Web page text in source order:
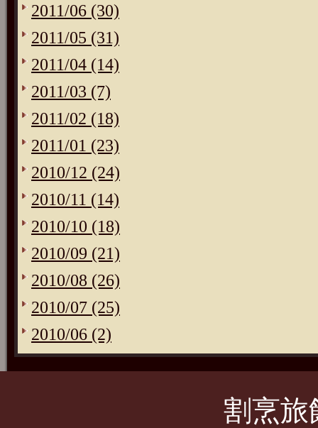
2011/06 (30)
2011/05 (31)
2011/04 (14)
2011/03 (7)
2011/02 (18)
2011/01 (23)
2010/12 (24)
2010/11 (14)
2010/10 (18)
2010/09 (21)
2010/08 (26)
2010/07 (25)
2010/06 (2)
割烹旅